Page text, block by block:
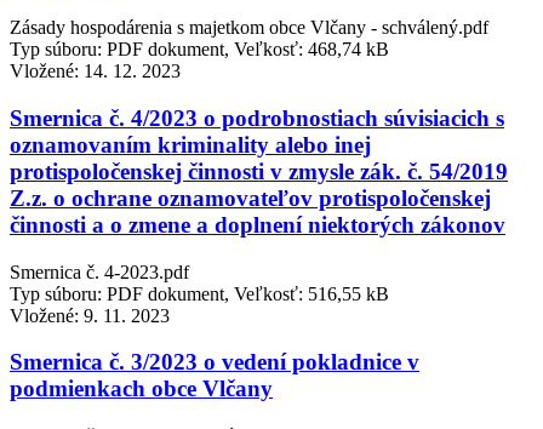
Zásady hospodárenia s majetkom obce Vlčany - schválený.pdf
Typ súboru: PDF dokument, Veľkosť: 468,74 kB
Vložené: 14. 12. 2023
Smernica č. 4/2023 o podrobnostiach súvisiacich s
oznamovaním kriminality alebo inej
protispoločenskej činnosti v zmysle zák. č. 54/2019
Z.z. o ochrane oznamovateľov protispoločenskej
činnosti a o zmene a doplnení niektorých zákonov
Smernica č. 4-2023.pdf
Typ súboru: PDF dokument, Veľkosť: 516,55 kB
Vložené: 9. 11. 2023
Smernica č. 3/2023 o vedení pokladnice v
podmienkach obce Vlčany